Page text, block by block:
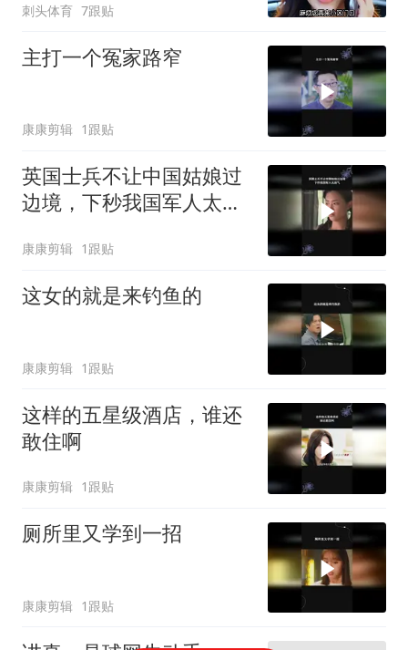
刺头体育 7跟贴
主打一个冤家路窄
康康剪辑 1跟贴
英国士兵不让中国姑娘过
边境，下秒我国军人太霸
康康剪辑 1跟贴
这女的就是来钓鱼的
康康剪辑 1跟贴
这样的五星级酒店，谁还
敢住啊
康康剪辑 1跟贴
厕所里又学到一招
康康剪辑 1跟贴